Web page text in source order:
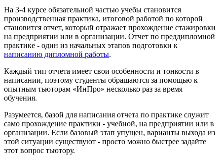
На 3-4 курсе обязательной частью учебы становится
производственная практика, итоговой работой по которой
становится отчет, который отражает прохождение стажировки
на предприятии или в организации. Отчет по преддипломной
практике - один из начальных этапов подготовки к
написанию дипломной работы.
Каждый тип отчета имеет свои особенности и тонкости в
написании, поэтому студенты обращаются за помощью к
опытным тьюторам «ИнПро» несколько раз за время
обучения.
Разумеется, базой для написания отчета по практике служит
само прохождение практики - учебной, на предприятии или в
организации. Если базовый этап упущен, варианты выхода из
этой ситуации существуют - просто можно быстрее задайте
этот вопрос тьютору.